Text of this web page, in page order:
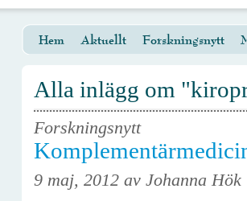
Hem Aktuellt Forskningsnytt
Alla inlägg om
Forskningsnytt
9 maj, 2012 av Johanna Hök